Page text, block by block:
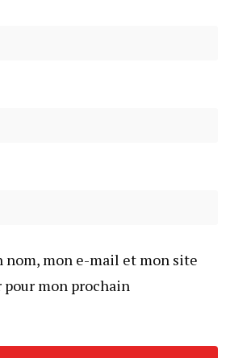
nom, mon e-mail et mon site
mon prochain